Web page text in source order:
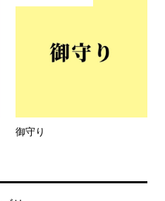
御守り